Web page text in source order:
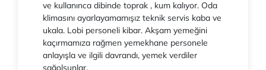
ve kullanınca dibinde toprak , kum kalıyor. Oda
klimasını ayarlayamamışız teknik servis kaba ve
ukala. Lobi personeli kibar. Akşam yemeğini
kaçırmamıza rağmen yemekhane personele
anlayışla ve ilgili davrandı, yemek verdiler
sağolsunlar.